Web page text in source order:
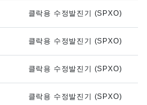
클락용 수정발진기 (SPXO)
클락용 수정발진기 (SPXO)
클락용 수정발진기 (SPXO)
클락용 수정발진기 (SPXO)